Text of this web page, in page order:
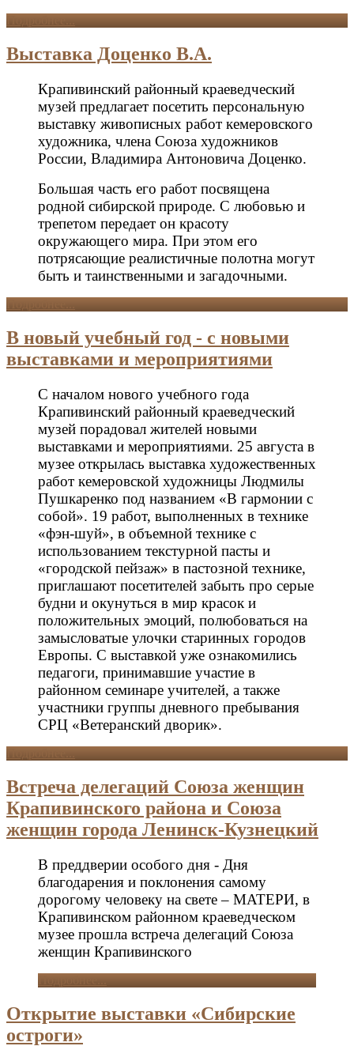
Подробнее...
Выставка Доценко В.А.
Крапивинский районный краеведческий
музей предлагает посетить персональную
выставку живописных работ кемеровского
художника, члена Союза художников
России, Владимира Антоновича Доценко.
Большая часть его работ посвящена
родной сибирской природе. С любовью и
трепетом передает он красоту
окружающего мира. При этом его
потрясающие реалистичные полотна могут
быть и таинственными и загадочными.
Подробнее...
В новый учебный год - с новыми
выставками и мероприятиями
С началом нового учебного года
Крапивинский районный краеведческий
музей порадовал жителей новыми
выставками и мероприятиями. 25 августа в
музее открылась выставка художественных
работ кемеровской художницы Людмилы
Пушкаренко под названием «В гармонии с
собой». 19 работ, выполненных в технике
«фэн-шуй», в объемной технике с
использованием текстурной пасты и
«городской пейзаж» в пастозной технике,
приглашают посетителей забыть про серые
будни и окунуться в мир красок и
положительных эмоций, полюбоваться на
замысловатые улочки старинных городов
Европы. С выставкой уже ознакомились
педагоги, принимавшие участие в
районном семинаре учителей, а также
участники группы дневного пребывания
СРЦ «Ветеранский дворик».
Подробнее...
Встреча делегаций Союза женщин
Крапивинского района и Союза
женщин города Ленинск-Кузнецкий
В преддверии особого дня - Дня
благодарения и поклонения самому
дорогому человеку на свете – МАТЕРИ, в
Крапивинском районном краеведческом
музее прошла встреча делегаций Союза
женщин Крапивинского
Подробнее...
Открытие выставки «Сибирские
остроги»